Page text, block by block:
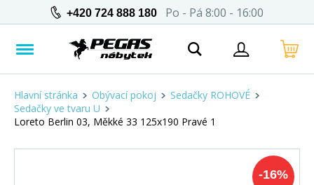
+420 724 888 180 Po - Pá 8:00 - 16:00
Hlavní stránka Obývací pokoj
Sedačky ROHOVÉ
Sedačky ve tvaru U
Loreto Berlin 03, Měkké 33 125x190 Pravé 1
-16%